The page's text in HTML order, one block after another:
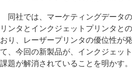
同社では、マーケティングデータ
リンタとインクジェットプリンタと
おり、レーザープリンタの優位性が
て、今回の新製品が、インクジェッ
課題が解消されていることを明かす。